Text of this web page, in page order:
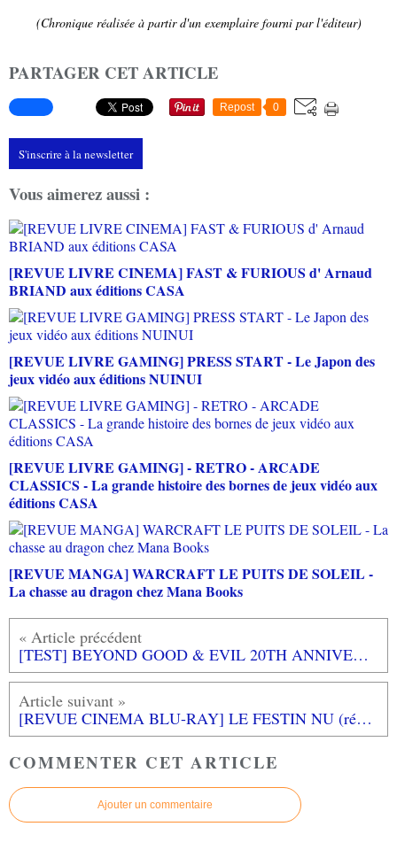
(Chronique réalisée à partir d'un exemplaire fourni par l'éditeur)
PARTAGER CET ARTICLE
Repost 0
S'inscrire à la newsletter
Vous aimerez aussi :
[REVUE LIVRE CINEMA] FAST & FURIOUS d' Arnaud
BRIAND aux éditions CASA
[REVUE LIVRE GAMING] PRESS START - Le Japon des
jeux vidéo aux éditions NUINUI
[REVUE LIVRE GAMING] - RETRO - ARCADE
CLASSICS - La grande histoire des bornes de jeux vidéo aux
éditions CASA
[REVUE MANGA] WARCRAFT LE PUITS DE SOLEIL -
La chasse au dragon chez Mana Books
[TEST] BEYOND GOOD & EVIL 20TH ANNIVERSARY EDITION PS5 : Un joli remaster en attendant la suite
[REVUE CINEMA BLU-RAY] LE FESTIN NU (réédition 2024)
COMMENTER CET ARTICLE
Ajouter un commentaire